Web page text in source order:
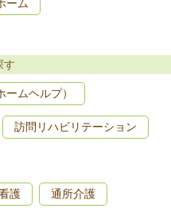
ーム
す
ムヘルプ）
訪問リハビリテーション
護 通所介護